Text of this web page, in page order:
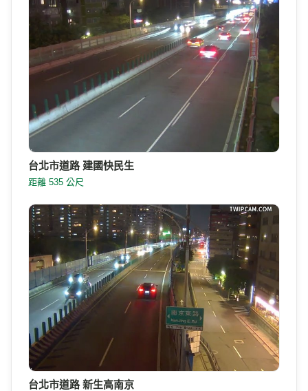
台北市道路 建國快民生
距離 535 公尺
台北市道路 新生高南京